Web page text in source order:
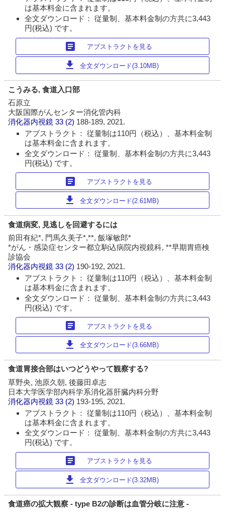
は基本料金に含まれます。
全文ダウンロード： 従量制、基本料金制の方共に3,443
円(税込) です。
article アブストラクトを見る
download 全文ダウンロード(3.10MB)
こうみる, 食道入口部
石原立
大阪国際がんセンター消化管内科
消化器内視鏡 33 (2) 188-189, 2021.
アブストラクト： 従量制は110円（税込）、基本料金制
は基本料金に含まれます。
全文ダウンロード： 従量制、基本料金制の方共に3,443
円(税込) です。
article アブストラクトを見る
download 全文ダウンロード(2.61MB)
食道病変, 見逃しを回避するには
前田有紀*, 門馬久美子*,**, 飯塚敏郎*
*がん・感染症センター都立駒込病院内視鏡科, **早期胃癌検
診協会
消化器内視鏡 33 (2) 190-192, 2021.
アブストラクト： 従量制は110円（税込）、基本料金制
は基本料金に含まれます。
全文ダウンロード： 従量制、基本料金制の方共に3,443
円(税込) です。
article アブストラクトを見る
download 全文ダウンロード(3.66MB)
食道胃接合部はいつどうやって観察する?
草野央, 池原久朝, 後藤田卓志
日本大学医学部内科学系消化器肝臓内科分野
消化器内視鏡 33 (2) 193-195, 2021.
アブストラクト： 従量制は110円（税込）、基本料金制
は基本料金に含まれます。
全文ダウンロード： 従量制、基本料金制の方共に3,443
円(税込) です。
article アブストラクトを見る
download 全文ダウンロード(3.32MB)
食道癌の拡大観察 - type B2の診断は血管分岐に注意 -